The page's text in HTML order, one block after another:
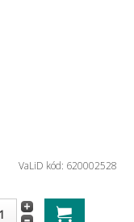
VaLiD kód: 620002528